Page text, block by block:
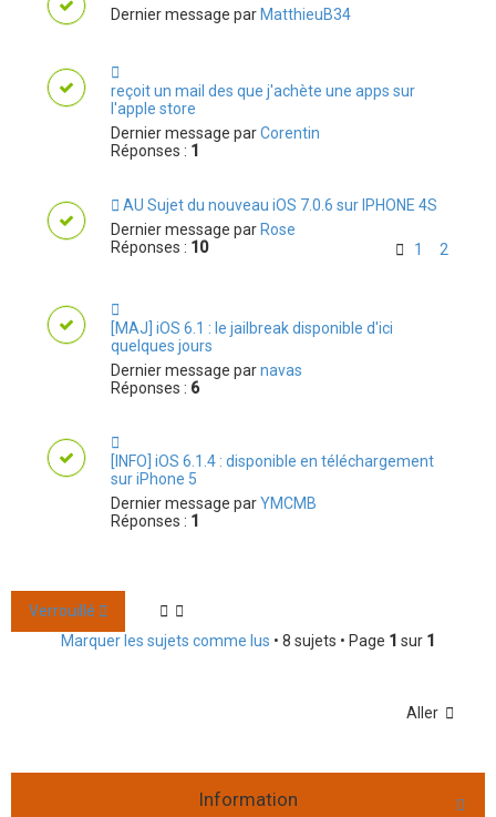
Dernier message parMatthieuB34
reçoit un mail des que j'achète une apps sur
l'apple store
Dernier message parCorentin
Réponses : 1
AU Sujet du nouveau iOS 7.0.6 sur IPHONE 4S
Dernier message parRose
Réponses : 10 1 2
[MAJ] iOS 6.1 : le jailbreak disponible d'ici
quelques jours
Dernier message parnavas
Réponses : 6
[INFO] iOS 6.1.4 : disponible en téléchargement
sur iPhone 5
Dernier message parYMCMB
Réponses : 1
Verrouillé
Marquer les sujets comme lus • 8 sujets • Page 1 sur 1
Aller
Information